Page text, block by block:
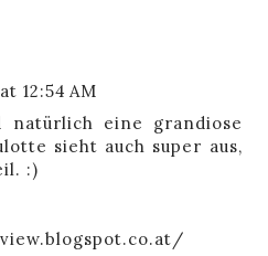
12:54 AM
natürlich eine grandiose
sieht auch super aus,
:)